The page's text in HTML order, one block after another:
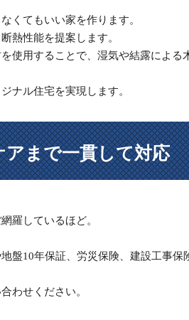
くてもいい家を作ります。
熱性能を提案します。
使用することで、湿気や結露による
ナル住宅を実現します。
まで一貫して対応
羅しているほど。
盤10年保証、労災保険、建設工事保
わせください。